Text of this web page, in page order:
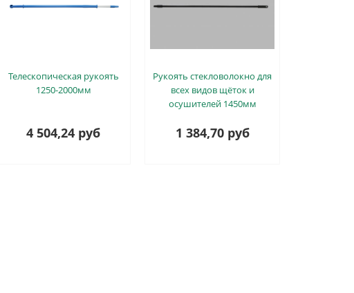
Телескопическая рукоять
1250-2000мм
4 504,24 руб
Рукоять стекловолокно для
всех видов щёток и
осушителей 1450мм
1 384,70 руб